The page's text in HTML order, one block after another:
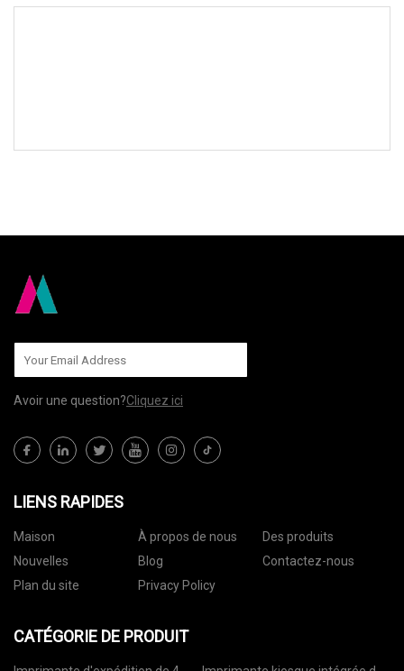
Avoir une question?Cliquez ici
LIENS RAPIDES
Maison À propos de nous
Des produits
Nouvelles
Blog
Contactez-nous
Plan du site
Privacy Policy
CATÉGORIE DE PRODUIT